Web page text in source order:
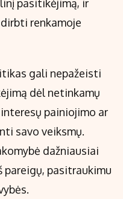
pasitikėjimą, ir
renkamoje
gali nepažeisti
dėl netinkamų
painiojimo ar
savo veiksmų.
dažniausiai
pasitraukimu